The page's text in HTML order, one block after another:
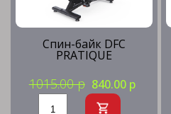
Спин-байк DFC
PRATIQUE
1015.00 р 840.00 р